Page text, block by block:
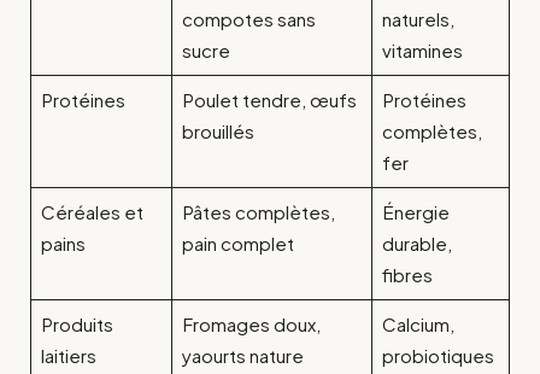
compotes sans
sucre
naturels,
vitamines
Protéines
Poulet tendre, œufs
brouillés
Protéines
complètes,
fer
Céréales et
pains
Pâtes complètes,
pain complet
Énergie
durable,
fibres
Produits
laitiers
Fromages doux,
yaourts nature
Calcium,
probiotiques